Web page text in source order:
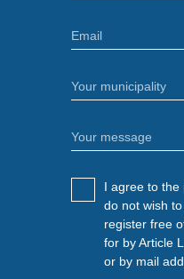
Email
Your municipality
Your message
I agree to the
do not wish
register free
for by Article
or by mail